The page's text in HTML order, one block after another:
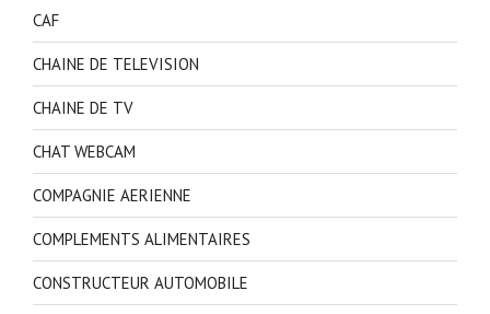
CAF
CHAINE DE TELEVISION
CHAINE DE TV
CHAT WEBCAM
COMPAGNIE AERIENNE
COMPLEMENTS ALIMENTAIRES
CONSTRUCTEUR AUTOMOBILE